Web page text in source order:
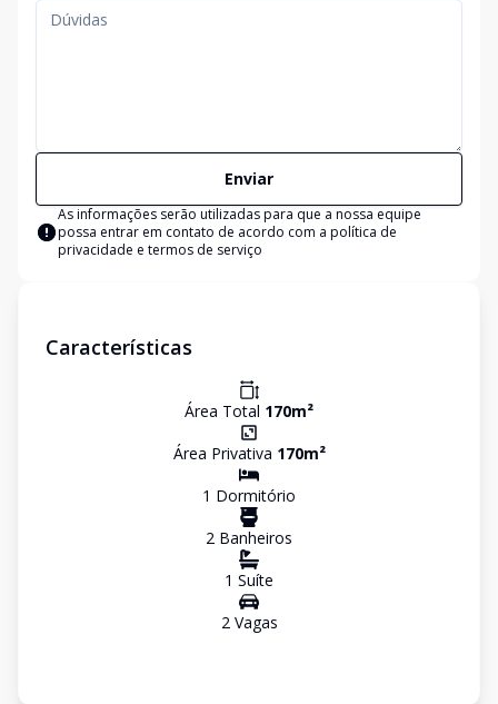
Enviar
As informações serão utilizadas para que a nossa equipe
possa entrar em contato de acordo com a política de
privacidade e termos de serviço
Características
Área Total 170m²
Área Privativa 170m²
1 Dormitório
2 Banheiros
1 Suíte
2Vagas